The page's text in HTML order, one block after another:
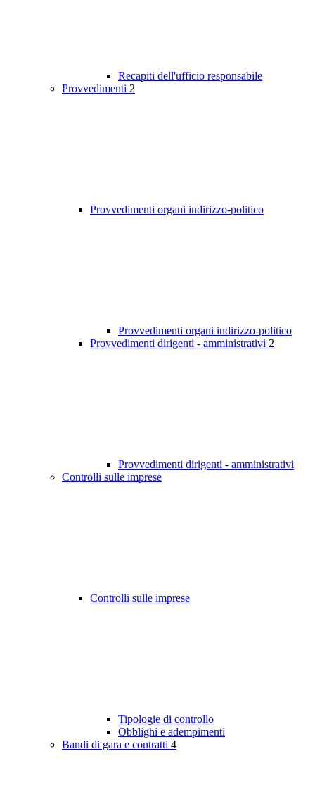
Recapiti dell'ufficio responsabile
Provvedimenti 2
Provvedimenti organi indirizzo-politico
Provvedimenti organi indirizzo-politico
Provvedimenti dirigenti - amministrativi 2
Provvedimenti dirigenti - amministrativi
Controlli sulle imprese
Controlli sulle imprese
Tipologie di controllo
Obblighi e adempimenti
Bandi di gara e contratti 4